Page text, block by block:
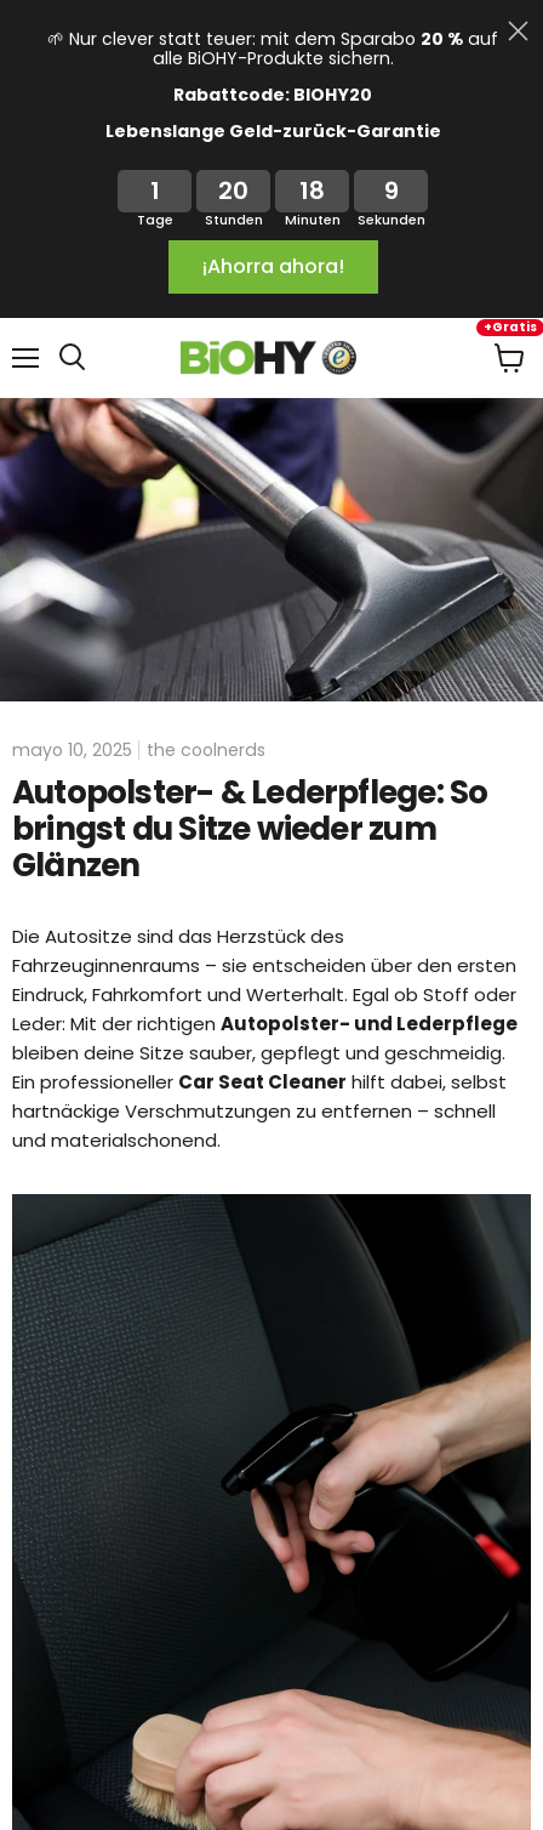
🌱 Nur clever statt teuer: mit dem Sparabo 20 % auf
alle BiOHY-Produkte sichern.
Rabattcode: BIOHY20
Lebenslange Geld-zurück-Garantie
1
Tage
20
Stunden
18
Minuten
8
Sekunden
¡Ahorra ahora!
+Gratis
mayo 10, 2025 the coolnerds
Autopolster- & Lederpflege: So
bringst du Sitze wieder zum
Glänzen
Die Autositze sind das Herzstück des
Fahrzeuginnenraums – sie entscheiden über den ersten
Eindruck, Fahrkomfort und Werterhalt. Egal ob Stoff oder
Leder: Mit der richtigen Autopolster- und Lederpflege
bleiben deine Sitze sauber, gepflegt und geschmeidig.
Ein professioneller Car Seat Cleaner hilft dabei, selbst
hartnäckige Verschmutzungen zu entfernen – schnell
und materialschonend.